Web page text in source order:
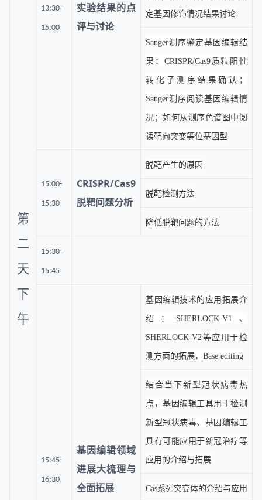
第
二
天
下
午
13:30-
15:00
实验结果的点
评与讨论
定基因修饰情况结果讨论
Sanger测序鉴定基因编辑结
果：CRISPR/Cas9质粒阳性
转化子测序结果确认；
Sanger测序阅读基因编辑情
况；如何从测序色谱图中阅
读靶向突变等位基因型
15:00-
15:30
CRISPR/Cas9
脱靶问题分析
脱靶产生的原因
脱靶检测方法
降低脱靶问题的方法
15:30-
15:45
15:45-
16:30
基因编辑领域
进展大梳理与
全面拓展
基因编辑技术的应用拓展介
绍：SHERLOCK-V1、
SHERLOCK-V2等应用于检
测方面的拓展，Base editing
结合当下新型冠状病毒热
点，基因编辑工具用于检测
新型冠状病毒、基因编辑工
具有可能应用于新冠治疗等
应用的介绍与拓展
Cas系列突变体的介绍与应用